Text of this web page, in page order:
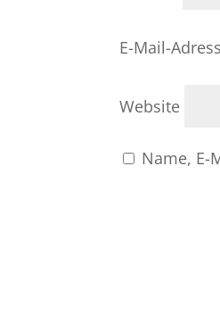
E-Mail-
Website
Name, E-